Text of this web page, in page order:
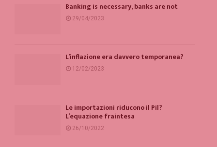
Banking is necessary, banks are not
29/04/2023
L’inflazione era davvero temporanea?
12/02/2023
Le importazioni riducono il Pil?
L’equazione fraintesa
26/10/2022